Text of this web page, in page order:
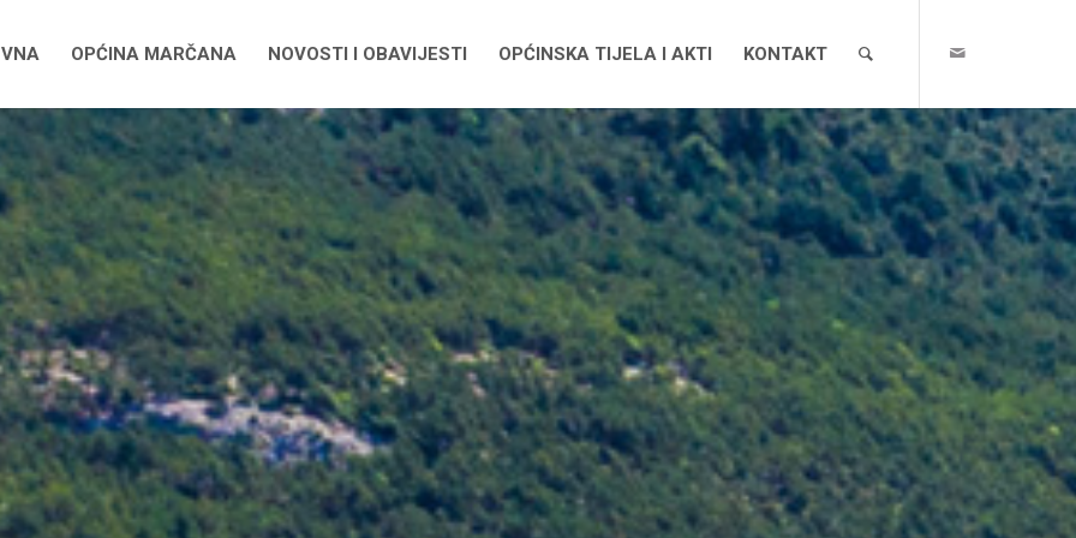
OPĆINA MARČANA NOVOSTI I OBAVIJESTI OPĆINSKA TIJELA I AKTI KONTAKT